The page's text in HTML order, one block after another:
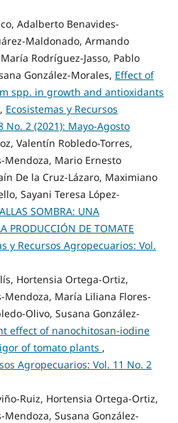
Adalberto Benavides-
Maldonado, Armando
Rodríguez-Jasso, Pablo
González-Morales, Effect of
spp. in growth and antioxidants
, Ecosistemas y Recursos
No. 2 (2021): Mayo-Agosto
Valentín Robledo-Torres,
Mendoza, Mario Ernesto
De la Cruz-Lázaro, Maximiano
Sayani Teresa López-
SOMBRA: UNA
PRODUCCIÓN DE TOMATE
y Recursos Agropecuarios: Vol.
Hortensia Ortega-Ortiz,
María Liliana Flores-
Olivo, Susana González-
effect of nanochitosan-iodine
of tomato plants ,
Agropecuarios: Vol. 11 No. 2
Ruiz, Hortensia Ortega-Ortiz,
Susana González-